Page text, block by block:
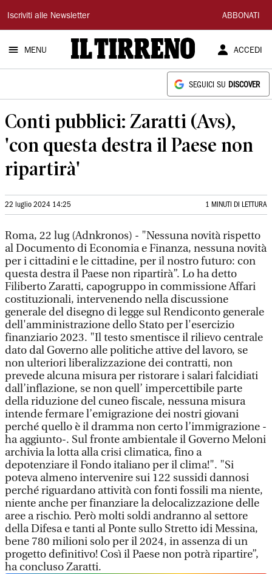
Il
Tirreno
Iscriviti alle Newsletter ABBONATI
MENU ACCEDI
SEGUICI SU DISCOVER
Conti pubblici: Zaratti (Avs),
'con questa destra il Paese non
ripartirà'
22 luglio 2024 14:25 1 MINUTI DI LETTURA
Roma, 22 lug (Adnkronos) - "Nessuna novità rispetto
al Documento di Economia e Finanza, nessuna novità
per i cittadini e le cittadine, per il nostro futuro: con
questa destra il Paese non ripartirà”. Lo ha detto
Filiberto Zaratti, capogruppo in commissione Affari
costituzionali, intervenendo nella discussione
generale del disegno di legge sul Rendiconto generale
dell'amministrazione dello Stato per l'esercizio
finanziario 2023. "Il testo smentisce il rilievo centrale
dato dal Governo alle politiche attive del lavoro, se
non ulteriori liberalizzazione dei contratti, non
prevede alcuna misura per ristorare i salari falcidiati
dall’inflazione, se non quell’ impercettibile parte
della riduzione del cuneo fiscale, nessuna misura
intende fermare l’emigrazione dei nostri giovani
perché quello è il dramma non certo l’immigrazione -
ha aggiunto-. Sul fronte ambientale il Governo Meloni
archivia la lotta alla crisi climatica, fino a
depotenziare il Fondo italiano per il clima!". "Si
poteva almeno intervenire sui 122 sussidi dannosi
perché riguardano attività con fonti fossili ma niente,
niente anche per finanziare la delocalizzazione delle
aree a rischio. Però molti soldi andranno al settore
della Difesa e tanti al Ponte sullo Stretto idi Messina,
bene 780 milioni solo per il 2024, in assenza di un
progetto definitivo! Così il Paese non potrà ripartire”,
ha concluso Zaratti.